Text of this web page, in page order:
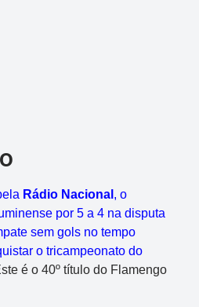
Rádio Nacional , o
por 5 a 4 na disputa
sem gols no tempo
o tricampeonato do
é o 40º título do Flamengo